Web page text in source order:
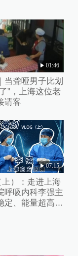
01:46
当聋哑男子比划
”，上海这位老
请客
07:15
上）：走进上海
呼吸内科李强主
定、能量超高的